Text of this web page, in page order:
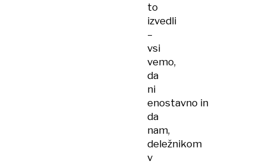
to
izvedli
–
vsi
vemo,
da
ni
enostavno in
da
nam,
deležnikom
v